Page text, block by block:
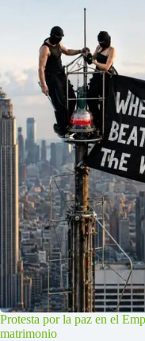
Protesta por la paz en el
matrimonio